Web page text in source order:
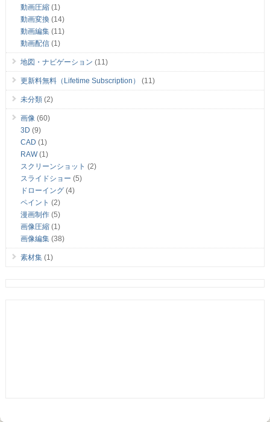
動画圧縮(1)
動画変換 (14)
動画編集(11)
動画配信(1)
地図・ナビゲーション (11)
更新料無料（Lifetime Subscription） (11)
未分類(2)
画像(60)
3D (9)
CAD (1)
RAW(1)
スクリーンショット (2)
スライドショー (5)
ドローイング(4)
ペイント (2)
漫画制作(5)
画像圧縮(1)
画像編集(38)
素材集(1)